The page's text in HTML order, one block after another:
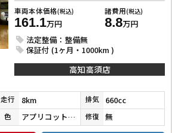
車両本体価格(税込)
161.1万円
諸費用(税込)
8.8万円
法定整備：整備無
保証付 (1ヶ月・1000km )
高知高須店
走行 8km 排気 660cc
色 アプリコットピンクメタリック／シャイニングホワイトパール 修復 無